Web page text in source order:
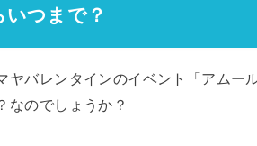
いつまで？
ヤバレンタインのイベント「アムー
なのでしょうか？